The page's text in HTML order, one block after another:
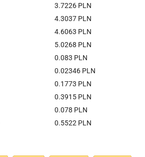
3.7226 PLN
4.3037 PLN
4.6063 PLN
5.0268 PLN
0.083 PLN
0.02346 PLN
0.1773 PLN
0.3915 PLN
0.078 PLN
0.5522 PLN